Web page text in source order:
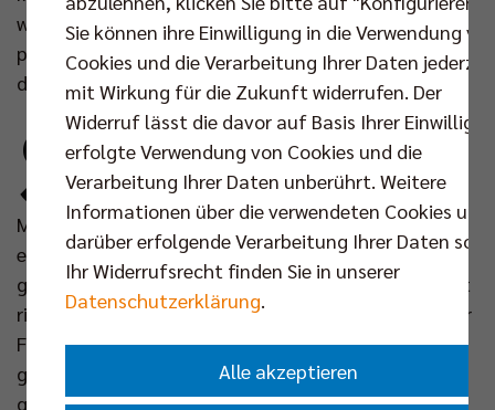
werden wir unseren Fans verschiedene Neuerungen
präsentieren", schürt Geschäftsführer Günter Trotz
die Vorfreude auf das Spieljahr 2008/2009.
S portlich gilt das SCC-Team gegen den
Wiederaufsteiger aus Baden-Württemberg
als klarer Favorit. Dennoch erwartet Trainer
Michael Warm ein schweres Auftaktmatch: "Das
erste Saisonspiel ist nie leicht. Man weiß noch nicht
genau, wo man steht, die Mannschaft ist noch nicht
richtig eingespielt. Trotzdem sind wir natürlich in der
Favoritenrolle und ich hoffe, dass wir dieser auch
gerecht werden können." Die Gäste testeten zuletzt
gegen die SG Eltmann und obwohl beide Partien mit
Sie können ihre Einwilligung in die Verwendung
Cookies und die Verarbeitung Ihrer Daten
mit Wirkung für die Zukunft widerrufen. Der
Widerruf lässt die davor auf Basis Ihrer
erfolgte Verwendung von Cookies und die
Verarbeitung Ihrer Daten unberührt. Weitere
Informationen über die verwendeten Cookies und
darüber erfolgende Verarbeitung Ihrer Daten
Ihr Widerrufsrecht finden Sie in unserer
Datenschutzerklärung.
Alle akzeptieren